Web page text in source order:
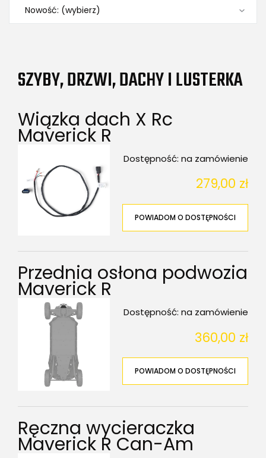
Nowość: (wybierz)
SZYBY, DRZWI, DACHY I LUSTERKA
Wiązka dach X Rc
Maverick R
Dostępność: na zamówienie
279,00 zł
POWIADOM O DOSTĘPNOŚCI
Przednia osłona podwozia
Maverick R
Dostępność: na zamówienie
360,00 zł
POWIADOM O DOSTĘPNOŚCI
Ręczna wycieraczka
Maverick R Can-Am